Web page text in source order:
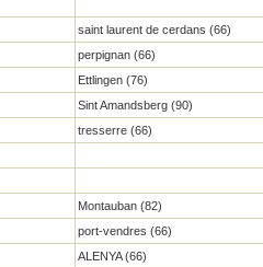
saint laurent de cerdans (66)
perpignan (66)
Ettlingen (76)
Sint Amandsberg (90)
tresserre (66)
Montauban (82)
port-vendres (66)
ALENYA (66)